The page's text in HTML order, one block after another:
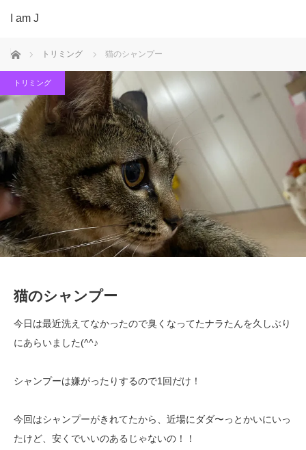
I am J
ホーム トリミング 猫のシャンプー
トリミング
猫のシャンプー
今日は最近洗えてなかったので臭くなってたナラたんを久しぶり
にあらいました(^^♪
シャンプーは嫌がったりするので1回だけ！
今回はシャンプーがきれてたから、近場にダダ〜っとかいにいっ
たけど、安くでいいのあるじゃないの！！